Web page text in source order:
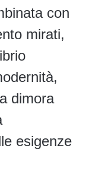
con
mirati,
dimora
esigenze